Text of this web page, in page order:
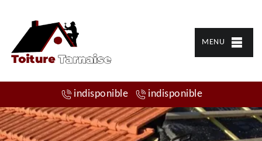
MENU
indisponible indisponible